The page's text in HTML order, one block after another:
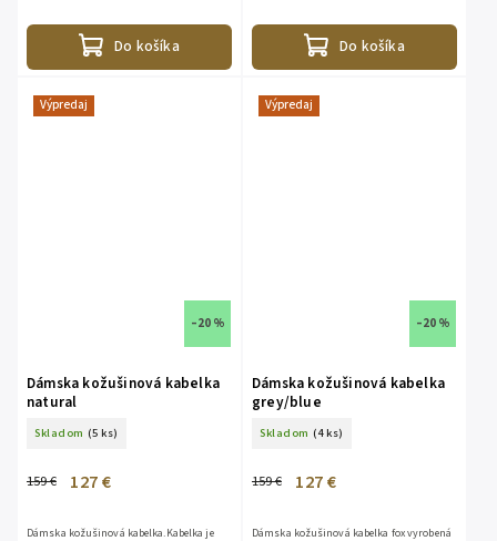
Do košíka Do košíka
Výpredaj
–20 %
Dámska kožušinová kabelka
natural
Skladom (5 ks)
159 € 127 €
Dámska kožušinová kabelka.Kabelka je
Výpredaj
–20 %
Dámska kožušinová kabelka
grey/blue
Skladom (4 ks)
159 € 127 €
Dámska kožušinová kabelka fox vyrobená